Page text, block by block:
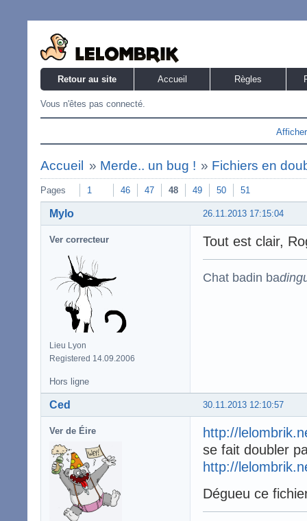
Retour au site Accueil Règles
Vous n'êtes pas connecté.
Accueil » Merde.. un bug ! » Fichiers en
Pages 1 46 47 48 49 50 51
26.11.2013 17:15:04
Mylo
Ver correcteur
Lieu Lyon
Registered 14.09.2006
Tout est clair,
Chat badin ba
Hors ligne
30.11.2013 12:10:57
Ced
Ver de Éire
http://
se fait doubler
http://
Dégueu ce